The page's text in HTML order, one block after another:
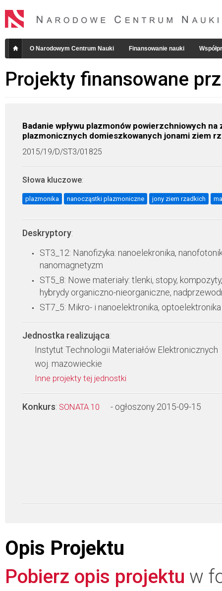
O Narodowym Centrum Nauki Finansowanie nauki
Projekty finansowane
Badanie wpływu plazmonów powierzchniowych
plazmonicznych domieszkowanych jonami ziem
2015/19/D/ST3/01825
Słowa kluczowe:
plazmonika nanocząstki plazmoniczne jony ziem rzadkich
Deskryptory:
ST3_12: Nanofizyka: nanoelekronika,
nanomagnetyzm
ST5_8: Nowe materiały: tlenki, stopy, kompozyty,
hybrydy organiczno-nieorganiczne,
ST7_5: Mikro- i nanoelektronika, optoelektronika
Jednostka realizująca:
Instytut Technologii Materiałów Elektronicznych
woj. mazowieckie
Inne projekty tej jednostki
Konkurs: SONATA 10 - ogłoszony 2015-09-15
Opis Projektu
Pobierz opis projektu w